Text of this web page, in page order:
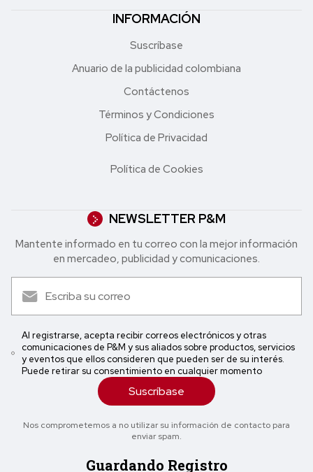
INFORMACIÓN
Suscríbase
Anuario de la publicidad colombiana
Contáctenos
Términos y Condiciones
Política de Privacidad
Política de Cookies
NEWSLETTER P&M
Mantente informado en tu correo con la mejor in formación
en mercadeo, publicidad y comunicaciones.
Al registrarse, acepta recibir correos electrónicos y otras
comunicaciones de P&M y sus aliados sobre productos, servicios
y eventos que ellos consideren que pueden ser de su interés.
Puede retirar su consentimiento en cualquier momento
Suscríbase
Nos comprometemos a no utilizar su información de contacto para
enviar spam.
Guardando Registro